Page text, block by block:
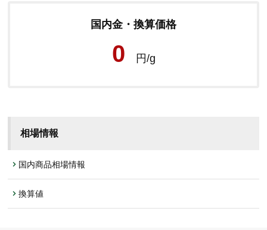
国内金・換算価格
0 円/g
相場情報
国内商品相場情報
換算値